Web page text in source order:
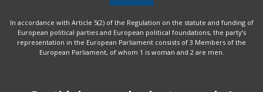
In accordance with Article 5(2) of the Regulation on the statute and funding of
European political parties and European political foundations, the party’s
representation in the European Parliament consists of 3 Members of the
European Parliament, of whom 1 is woman and 2 are men.